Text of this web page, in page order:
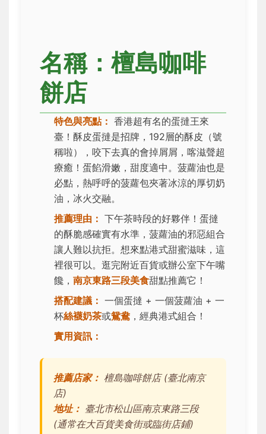
名稱：檀島咖啡
餅店
特色與亮點： 香港超有名的蛋撻王來
臺！酥皮蛋撻是招牌，192層的酥皮（號
稱啦），咬下去真的會掉屑屑，喀滋聲超
療癒！蛋餡滑嫩，甜度適中。菠蘿油也是
必點，熱呼呼的菠蘿包夾著冰涼的厚切奶
油，冰火交融。
推薦理由： 下午茶時段的好夥伴！蛋撻
的酥脆感確實有水準，菠蘿油的邪惡組合
讓人難以抗拒。想來點港式甜蜜滋味，這
裡很可以。逛完附近百貨或辦公室下午嘴
饞， 南京東路三段美食甜點推薦它！
搭配建議： 一個蛋撻 + 一個菠蘿油 + 一
杯絲襪奶茶或鴛鴦 ，經典港式組合！
實用資訊：
推薦店家： 檀島咖啡餅店 (臺北南京
店)
地址： 臺北市松山區南京東路三段
(通常在大百貨美食街或臨街店鋪)